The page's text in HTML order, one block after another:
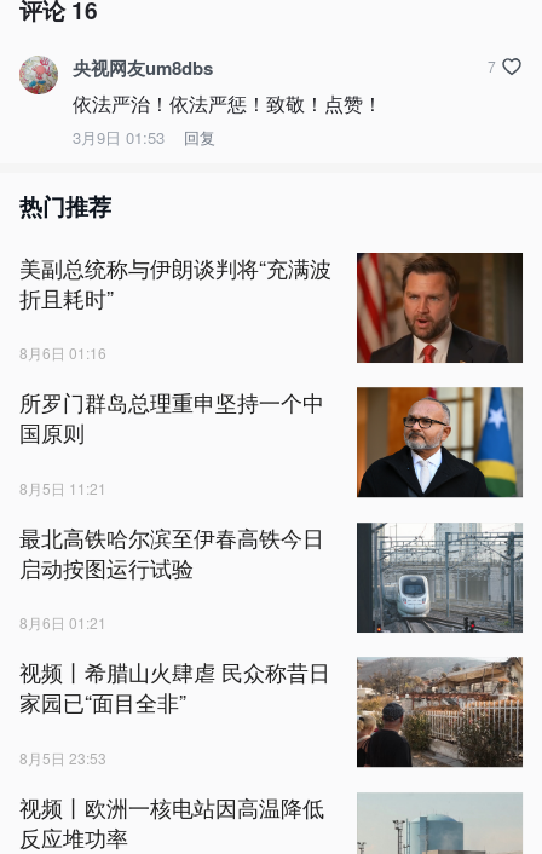
评论16
央视网友um8dbs
依法严治！依法严惩！致敬！点赞！
3月9日 01:53 回复
7
热门推荐
美副总统称与伊朗谈判将“充满波
折且耗时”
8月6日 01:16
所罗门群岛总理重申坚持一个中
国原则
8月5日 11:21
最北高铁哈尔滨至伊春高铁今日
启动按图运行试验
8月6日 01:21
视频丨希腊山火肆虐 民众称昔日
家园已“面目全非”
8月5日 23:53
视频丨欧洲一核电站因高温降低
反应堆功率